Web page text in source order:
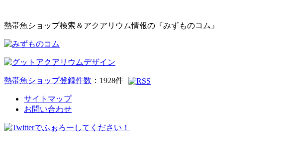
熱帯魚ショップ検索＆アクアリウム情報の『みずものコム』
熱帯魚ショップ登録件数 ： 1928件
サイトマップ
お問い合わせ